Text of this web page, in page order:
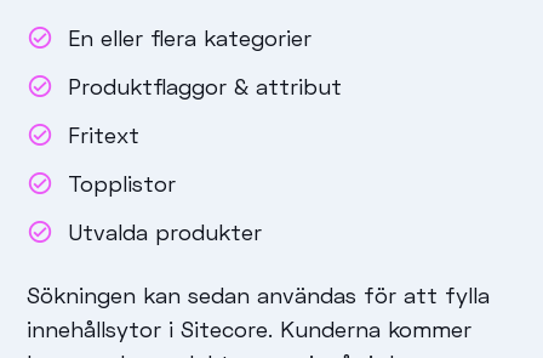
En eller flera kategorier
Produktflaggor & attribut
Fritext
Topplistor
Utvalda produkter
Sökningen kan sedan användas för att fylla
innehållsytor i Sitecore. Kunderna kommer